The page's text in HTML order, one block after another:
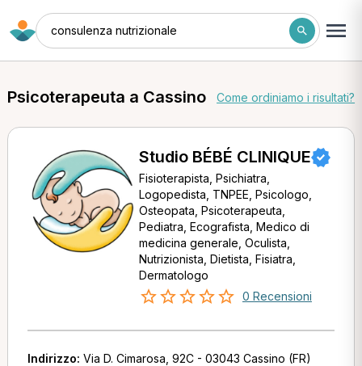
consulenza nutrizionale
Psicoterapeuta a Cassino Come ordiniamo i risultati?
Studio BÉBÉ CLINIQUE
Fisioterapista, Psichiatra,
Logopedista, TNPEE, Psicologo,
Osteopata, Psicoterapeuta,
Pediatra, Ecografista, Medico di
medicina generale, Oculista,
Nutrizionista, Dietista, Fisiatra,
Dermatologo
0 Recensioni
Indirizzo: Via D. Cimarosa, 92C - 03043 Cassino (FR)